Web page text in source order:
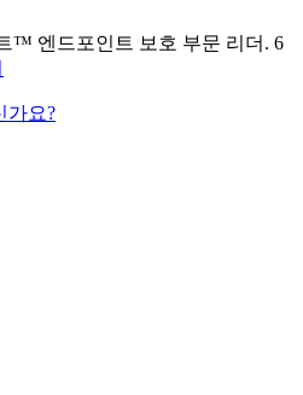
™ 엔드포인트 보호 부문 리더. 6
가요?